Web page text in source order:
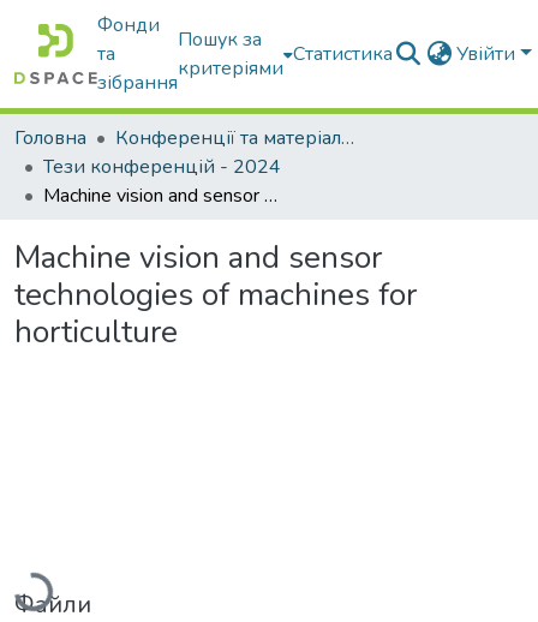
Фонди
та
зібрання
Пошук за
критеріями
Статистика Увійти
Головна
Конференції та матеріали конференцій
Тези конференцій - 2024
Machine vision and sensor technologies of machines for horticulture
Machine vision and sensor
technologies of machines for
horticulture
Вантажиться...
Файли